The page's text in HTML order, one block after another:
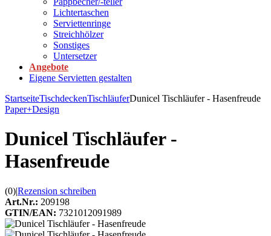
Lichtertaschen
Serviettenringe
Streichhölzer
Sonstiges
Untersetzer
Angebote
Eigene Servietten gestalten
StartseiteTischdeckenTischläuferDunicel Tischläufer - Hasenfreude
Paper+Design
Dunicel Tischläufer -
Hasenfreude
(0)|Rezension schreiben
Art.Nr.: 209198
GTIN/EAN: 7321012091989